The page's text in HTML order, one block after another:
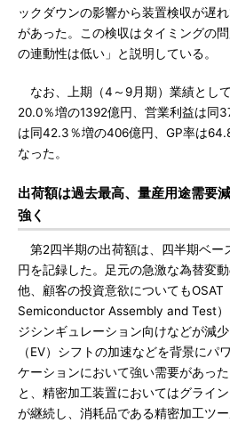
ックダウンの影響から装置検収が遅
があった。この検収はタイミングの
の連動性は低い」と説明している。
なお、上期（4～9月期）業績とし
20.0％増の1392億円、営業利益は同
は同42.3％増の406億円、GP率は
なった。
出荷額は過去最高、量産用途需要
強く
第2四半期の出荷額は、四半期ベー
円を記録した。足元の急激な為替変
他、顧客の投資意欲についてもOSAT
Semiconductor Assembly and Test
ジシンギュレーション向けなどが減
（EV）シフトの加速などを背景にパ
ケーションにおいて強い需要があっ
と、精密加工装置においてはグライ
が継続し、消耗品である精密加工ツ